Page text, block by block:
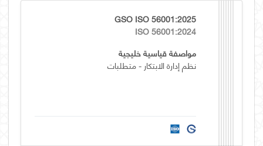
GSO ISO 56001:2025
ISO 56001:2024
مواصفة قياسية خليجية
نظم إدارة الابتكار - متطلبات